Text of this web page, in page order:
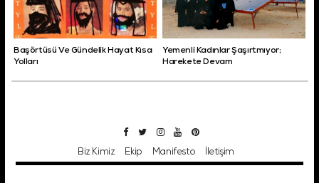
Başörtüsü Ve Gündelik Hayat Kısa
Yolları
Yemenli Kadınlar Şaşırtmıyor;
Harekete Devam
Biz Kimiz Ekip Manifesto İletişim